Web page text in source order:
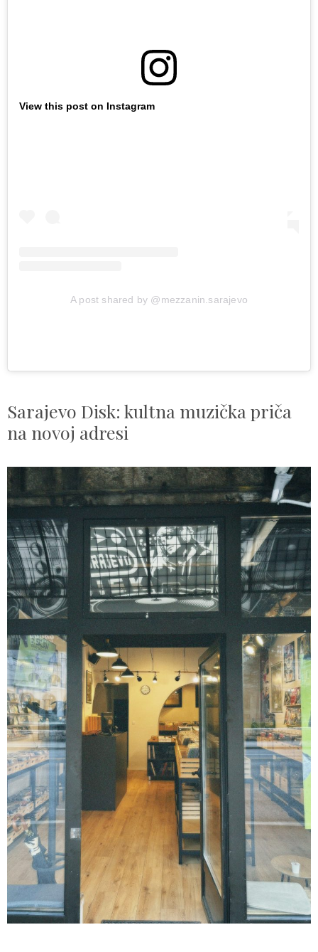
View this post on Instagram
A post shared by @mezzanin.sarajevo
Sarajevo Disk: kultna muzička priča
na novoj adresi